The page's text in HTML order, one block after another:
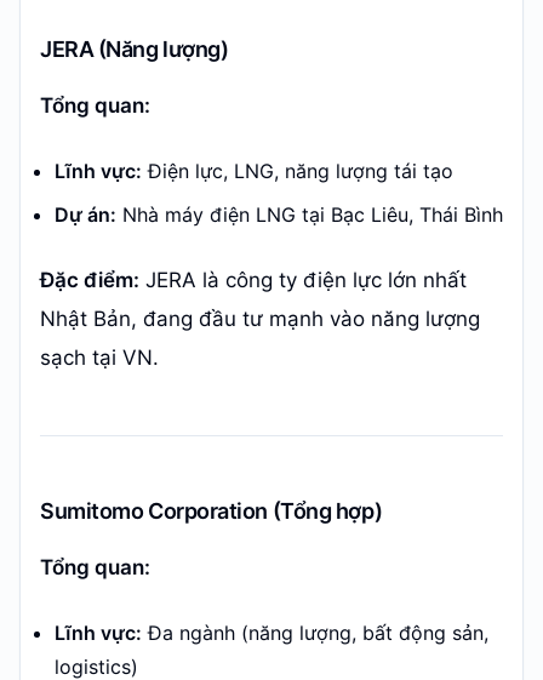
JERA (Năng lượng)
Tổng quan:
Lĩnh vực: Điện lực, LNG, năng lượng tái tạo
Dự án: Nhà máy điện LNG tại Bạc Liêu, Thái Bình
Đặc điểm: JERA là công ty điện lực lớn nhất
Nhật Bản, đang đầu tư mạnh vào năng lượng
sạch tại VN.
Sumitomo Corporation (Tổng hợp)
Tổng quan:
Lĩnh vực: Đa ngành (năng lượng, bất động sản,
logistics)